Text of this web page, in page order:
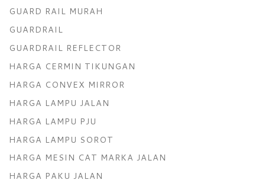
GUARD RAIL MURAH
GUARDRAIL
GUARDRAIL REFLECTOR
HARGA CERMIN TIKUNGAN
HARGA CONVEX MIRROR
HARGA LAMPU JALAN
HARGA LAMPU PJU
HARGA LAMPU SOROT
HARGA MESIN CAT MARKA JALAN
HARGA PAKU JALAN